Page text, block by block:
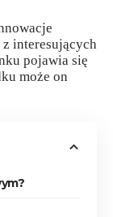
interesujących
pojawia się
może on